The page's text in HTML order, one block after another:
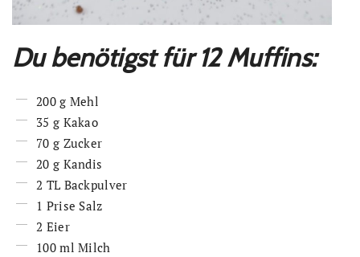
Du benötigst für 12 Muffins:
200 g Mehl
35 g Kakao
70 g Zucker
20 g Kandis
2 TL Backpulver
1 Prise Salz
2 Eier
100 ml Milch